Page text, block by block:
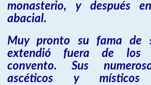
monasterio, y después
abacial.
Muy pronto su fama de
extendió fuera de los
convento. Sus
ascéticos y místicos